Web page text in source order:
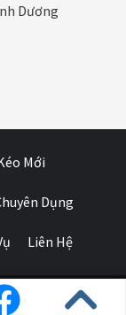
Dương
Mới
Dụng
Liên Hệ
Huỳnh Gia Phát.